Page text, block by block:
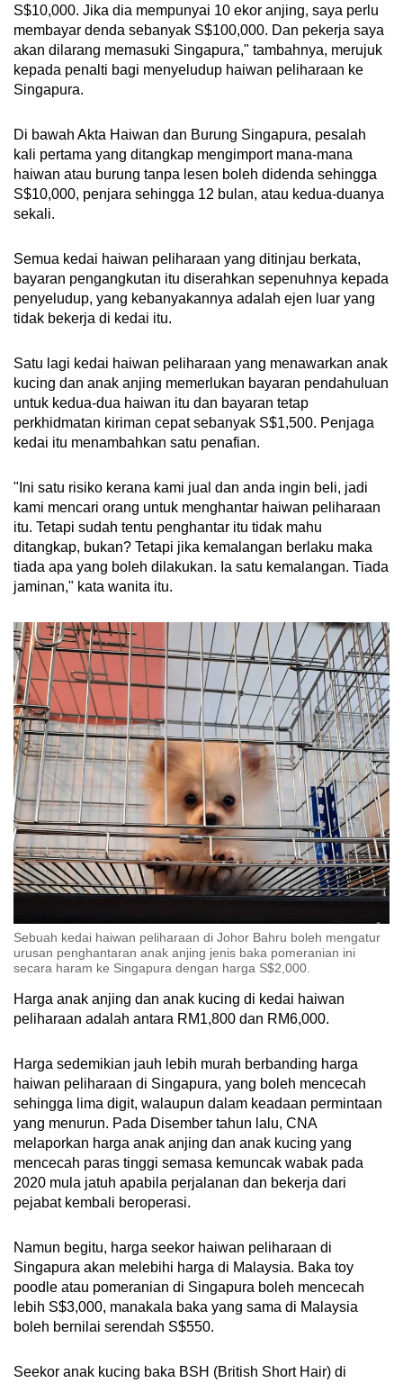
S$10,000. Jika dia mempunyai 10 ekor anjing, saya perlu
membayar denda sebanyak S$100,000. Dan pekerja saya
akan dilarang memasuki Singapura," tambahnya, merujuk
kepada penalti bagi menyeludup haiwan peliharaan ke
Singapura.
Di bawah Akta Haiwan dan Burung Singapura, pesalah
kali pertama yang ditangkap mengimport mana-mana
haiwan atau burung tanpa lesen boleh didenda sehingga
S$10,000, penjara sehingga 12 bulan, atau kedua-duanya
sekali.
Semua kedai haiwan peliharaan yang ditinjau berkata,
bayaran pengangkutan itu diserahkan sepenuhnya kepada
penyeludup, yang kebanyakannya adalah ejen luar yang
tidak bekerja di kedai itu.
Satu lagi kedai haiwan peliharaan yang menawarkan anak
kucing dan anak anjing memerlukan bayaran pendahuluan
untuk kedua-dua haiwan itu dan bayaran tetap
perkhidmatan kiriman cepat sebanyak S$1,500. Penjaga
kedai itu menambahkan satu penafian.
"Ini satu risiko kerana kami jual dan anda ingin beli, jadi
kami mencari orang untuk menghantar haiwan peliharaan
itu. Tetapi sudah tentu penghantar itu tidak mahu
ditangkap, bukan? Tetapi jika kemalangan berlaku maka
tiada apa yang boleh dilakukan. Ia satu kemalangan. Tiada
jaminan," kata wanita itu.
Sebuah kedai haiwan peliharaan di Johor Bahru boleh mengatur
urusan penghantaran anak anjing jenis baka pomeranian ini
secara haram ke Singapura dengan harga S$2,000.
Harga anak anjing dan anak kucing di kedai haiwan
peliharaan adalah antara RM1,800 dan RM6,000.
Harga sedemikian jauh lebih murah berbanding harga
haiwan peliharaan di Singapura, yang boleh mencecah
sehingga lima digit, walaupun dalam keadaan permintaan
yang menurun. Pada Disember tahun lalu, CNA
melaporkan harga anak anjing dan anak kucing yang
mencecah paras tinggi semasa kemuncak wabak pada
2020 mula jatuh apabila perjalanan dan bekerja dari
pejabat kembali beroperasi.
Namun begitu, harga seekor haiwan peliharaan di
Singapura akan melebihi harga di Malaysia. Baka toy
poodle atau pomeranian di Singapura boleh mencecah
lebih S$3,000, manakala baka yang sama di Malaysia
boleh bernilai serendah S$550.
Seekor anak kucing baka BSH (British Short Hair) di